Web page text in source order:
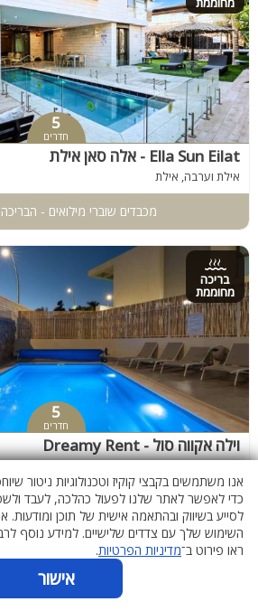
5
חדרים
Ella Sun Eilat - אלה סאן אילת
אילת וערבה, אילת
מכבדים שוברי מילואים -
בריכה
מחוממת
5
חדרים
וילה אקווה סול - Dreamy Rent
דרום והנגב, אילת
מכבדים שוברי מילואים
אנו משתמשים בקבצי קוקיז וטכנולוגיות ניטור
כדי לאפשר לאתר שלנו לפעול כהלכה, לעבד
לסייע בשיווק ובהתאמה אישית של תוכן ומודעות.
השימוש שלך עם צדדים שלישיים. למידע נוסף
ראו פירוט ב־מדיניות הפרטיות.
אישור